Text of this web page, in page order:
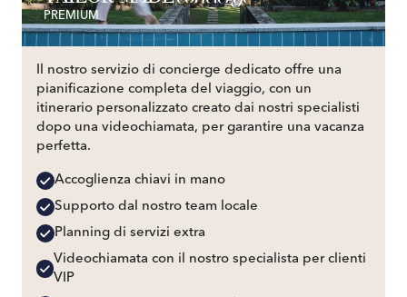
PREMIUM
Il nostro servizio di concierge dedicato offre una
pianificazione completa del viaggio, con un
itinerario personalizzato creato dai nostri specialisti
dopo una videochiamata, per garantire una vacanza
perfetta.
Accoglienza chiavi in mano
Supporto dal nostro team locale
Planning di servizi extra
Videochiamata con il nostro specialista per clienti
VIP